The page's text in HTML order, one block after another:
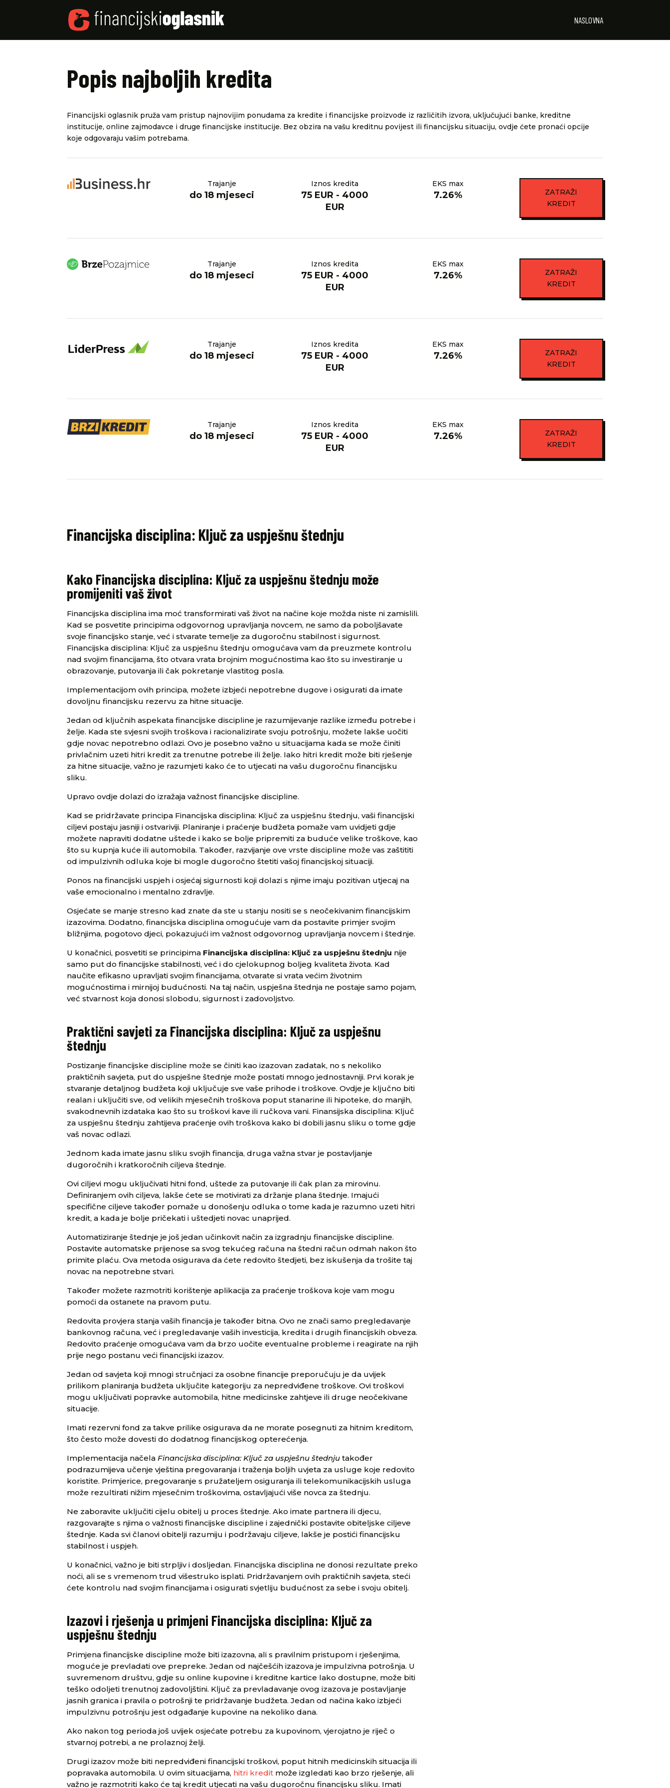
NASLOVNA
Popis najboljih kredita
Financijski oglasnik pruža vam pristup najnovijim ponudama za kredite i financijske proizvode iz različitih izvora, uključujući banke, kreditne
institucije, online zajmodavce i druge financijske institucije. Bez obzira na vašu kreditnu povijest ili financijsku situaciju, ovdje ćete pronaći opcije
koje odgovaraju vašim potrebama.
Trajanje
do 18 mjeseci
Iznos kredita
75 EUR - 4000
EUR
EKS max
7.26%
ZATRAŽI
KREDIT
Trajanje
do 18 mjeseci
Iznos kredita
75 EUR - 4000
EUR
EKS max
7.26%
ZATRAŽI
KREDIT
Trajanje
do 18 mjeseci
Iznos kredita
75 EUR - 4000
EUR
EKS max
7.26%
ZATRAŽI
KREDIT
Trajanje
do 18 mjeseci
Iznos kredita
75 EUR - 4000
EUR
EKS max
7.26%
ZATRAŽI
KREDIT
Financijska disciplina: Ključ za uspješnu štednju
Kako Financijska disciplina: Ključ za uspješnu štednju može
promijeniti vaš život
Financijska disciplina ima moć transformirati vaš život na načine koje možda niste ni zamislili.
Kad se posvetite principima odgovornog upravljanja novcem, ne samo da poboljšavate
svoje financijsko stanje, već i stvarate temelje za dugoročnu stabilnost i sigurnost.
Financijska disciplina: Ključ za uspješnu štednju omogućava vam da preuzmete kontrolu
nad svojim financijama, što otvara vrata brojnim mogućnostima kao što su investiranje u
obrazovanje, putovanja ili čak pokretanje vlastitog posla.
Implementacijom ovih principa, možete izbjeći nepotrebne dugove i osigurati da imate
dovoljnu financijsku rezervu za hitne situacije.
Jedan od ključnih aspekata financijske discipline je razumijevanje razlike između potrebe i
želje. Kada ste svjesni svojih troškova i racionalizirate svoju potrošnju, možete lakše uočiti
gdje novac nepotrebno odlazi. Ovo je posebno važno u situacijama kada se može činiti
privlačnim uzeti hitri kredit za trenutne potrebe ili želje. Iako hitri kredit može biti rješenje
za hitne situacije, važno je razumjeti kako će to utjecati na vašu dugoročnu financijsku
sliku.
Upravo ovdje dolazi do izražaja važnost financijske discipline.
Kad se pridržavate principa Financijska disciplina: Ključ za uspješnu štednju, vaši financijski
ciljevi postaju jasniji i ostvariviji. Planiranje i praćenje budžeta pomaže vam uvidjeti gdje
možete napraviti dodatne uštede i kako se bolje pripremiti za buduće velike troškove, kao
što su kupnja kuće ili automobila. Također, razvijanje ove vrste discipline može vas zaštititi
od impulzivnih odluka koje bi mogle dugoročno štetiti vašoj financijskoj situaciji.
Ponos na financijski uspjeh i osjećaj sigurnosti koji dolazi s njime imaju pozitivan utjecaj na
vaše emocionalno i mentalno zdravlje.
Osjećate se manje stresno kad znate da ste u stanju nositi se s neočekivanim financijskim
izazovima. Dodatno, financijska disciplina omogućuje vam da postavite primjer svojim
bližnjima, pogotovo djeci, pokazujući im važnost odgovornog upravljanja novcem i štednje.
U konačnici, posvetiti se principima Financijska disciplina: Ključ za uspješnu štednju nije
samo put do financijske stabilnosti, već i do cjelokupnog boljeg kvaliteta života. Kad
naučite efikasno upravljati svojim financijama, otvarate si vrata većim životnim
mogućnostima i mirnijoj budućnosti. Na taj način, uspješna štednja ne postaje samo pojam,
već stvarnost koja donosi slobodu, sigurnost i zadovoljstvo.
Praktični savjeti za Financijska disciplina: Ključ za uspješnu
štednju
Postizanje financijske discipline može se činiti kao izazovan zadatak, no s nekoliko
praktičnih savjeta, put do uspješne štednje može postati mnogo jednostavniji. Prvi korak je
stvaranje detaljnog budžeta koji uključuje sve vaše prihode i troškove. Ovdje je ključno biti
realan i uključiti sve, od velikih mjesečnih troškova poput stanarine ili hipoteke, do manjih,
svakodnevnih izdataka kao što su troškovi kave ili ručkova vani. Finansijska disciplina: Ključ
za uspješnu štednju zahtijeva praćenje ovih troškova kako bi dobili jasnu sliku o tome gdje
vaš novac odlazi.
Jednom kada imate jasnu sliku svojih financija, druga važna stvar je postavljanje
dugoročnih i kratkoročnih ciljeva štednje.
Ovi ciljevi mogu uključivati hitni fond, uštede za putovanje ili čak plan za mirovinu.
Definiranjem ovih ciljeva, lakše ćete se motivirati za držanje plana štednje. Imajući
specifične ciljeve također pomaže u donošenju odluka o tome kada je razumno uzeti hitri
kredit, a kada je bolje pričekati i uštedjeti novac unaprijed.
Automatiziranje štednje je još jedan učinkovit način za izgradnju financijske discipline.
Postavite automatske prijenose sa svog tekućeg računa na štedni račun odmah nakon što
primite plaću. Ova metoda osigurava da ćete redovito štedjeti, bez iskušenja da trošite taj
novac na nepotrebne stvari.
Također možete razmotriti korištenje aplikacija za praćenje troškova koje vam mogu
pomoći da ostanete na pravom putu.
Redovita provjera stanja vaših financija je također bitna. Ovo ne znači samo pregledavanje
bankovnog računa, već i pregledavanje vaših investicija, kredita i drugih financijskih obveza.
Redovito praćenje omogućava vam da brzo uočite eventualne probleme i reagirate na njih
prije nego postanu veći financijski izazov.
Jedan od savjeta koji mnogi stručnjaci za osobne financije preporučuju je da uvijek
prilikom planiranja budžeta uključite kategoriju za nepredviđene troškove. Ovi troškovi
mogu uključivati popravke automobila, hitne medicinske zahtjeve ili druge neočekivane
situacije.
Imati rezervni fond za takve prilike osigurava da ne morate posegnuti za hitnim kreditom,
što često može dovesti do dodatnog financijskog opterećenja.
Implementacija načelaFinancijska disciplina: Ključ za uspješnu štednju također
podrazumijeva učenje vještina pregovaranja i traženja boljih uvjeta za usluge koje redovito
koristite. Primjerice, pregovaranje s pružateljem osiguranja ili telekomunikacijskih usluga
može rezultirati nižim mjesečnim troškovima, ostavljajući više novca za štednju.
Ne zaboravite uključiti cijelu obitelj u proces štednje. Ako imate partnera ili djecu,
razgovarajte s njima o važnosti financijske discipline i zajednički postavite obiteljske ciljeve
štednje. Kada svi članovi obitelji razumiju i podržavaju ciljeve, lakše je postići financijsku
stabilnost i uspjeh.
U konačnici, važno je biti strpljiv i dosljedan. Financijska disciplina ne donosi rezultate preko
noći, ali se s vremenom trud višestruko isplati. Pridržavanjem ovih praktičnih savjeta, steći
ćete kontrolu nad svojim financijama i osigurati svjetliju budućnost za sebe i svoju obitelj.
Izazovi i rješenja u primjeni Financijska disciplina: Ključ za
uspješnu štednju
Primjena financijske discipline može biti izazovna, ali s pravilnim pristupom i rješenjima,
moguće je prevladati ove prepreke. Jedan od najčešćih izazova je impulzivna potrošnja. U
suvremenom društvu, gdje su online kupovine i kreditne kartice lako dostupne, može biti
teško odoljeti trenutnoj zadovoljštini. Ključ za prevladavanje ovog izazova je postavljanje
jasnih granica i pravila o potrošnji te pridržavanje budžeta. Jedan od načina kako izbjeći
impulzivnu potrošnju jest odgađanje kupovine na nekoliko dana.
Ako nakon tog perioda još uvijek osjećate potrebu za kupovinom, vjerojatno je riječ o
stvarnoj potrebi, a ne prolaznoj želji.
Drugi izazov može biti nepredviđeni financijski troškovi, poput hitnih medicinskih situacija ili
popravaka automobila. U ovim situacijama, hitri kredit može izgledati kao brzo rješenje, ali
važno je razmotriti kako će taj kredit utjecati na vašu dugoročnu financijsku sliku. Imati